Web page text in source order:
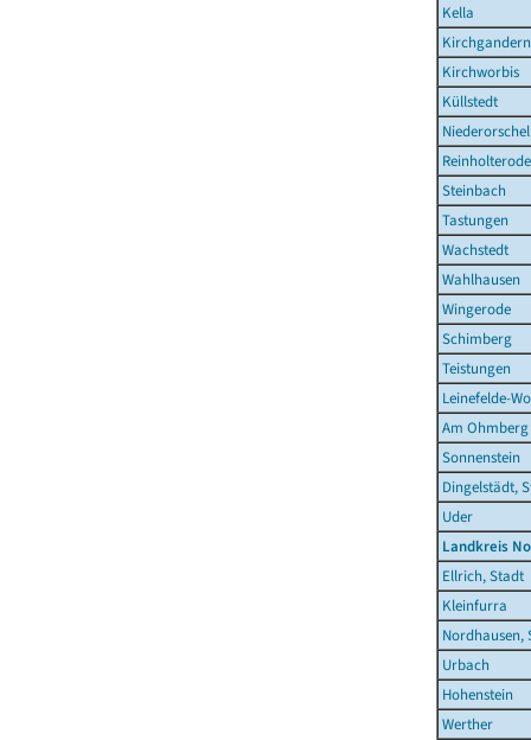
Kella
Kirchgandern
Kirchworbis
Küllstedt
Niederorschel
Reinholterode
Steinbach
Tastungen
Wachstedt
Wahlhausen
Wingerode
Schimberg
Teistungen
Leinefelde-
Am Ohmberg
Sonnenstein
Dingelstädt,
Uder
Landkreis
Ellrich, Stadt
Kleinfurra
Nordhausen,
Urbach
Hohenstein
Werther